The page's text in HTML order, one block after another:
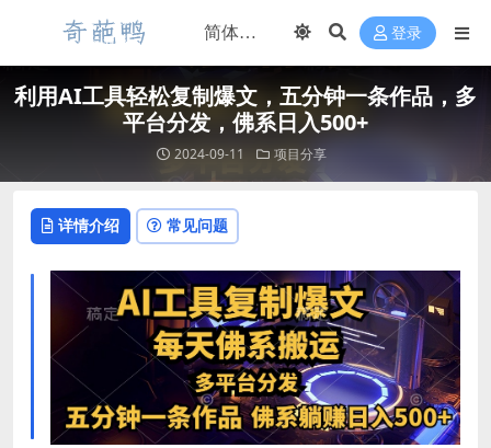
登录
利用AI工具轻松复制爆文，五分钟一条作品，多
平台分发，佛系日入500+
2024-09-11 项目分享
详情介绍 常见问题